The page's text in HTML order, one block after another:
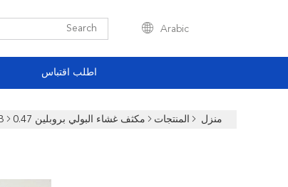
Arabic
اطلب اقتباس
منزل المنتجات مكثف غشاء البولي بروبلين CBB 0.47 فائق التوهج 474 / 400v P15 مكثفات غشاء بولي بروبيلين لدوائر النبض